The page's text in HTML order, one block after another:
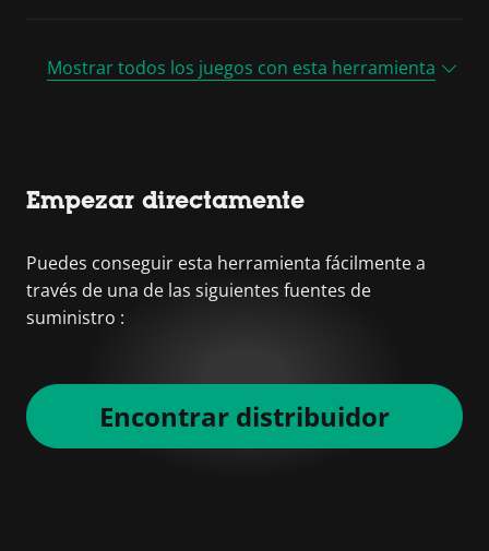
Mostrar todos los juegos con esta herramienta
Empezar directamente
Puedes conseguir esta herramienta fácilmente a
través de una de las siguientes fuentes de
suministro :
Encontrar distribuidor